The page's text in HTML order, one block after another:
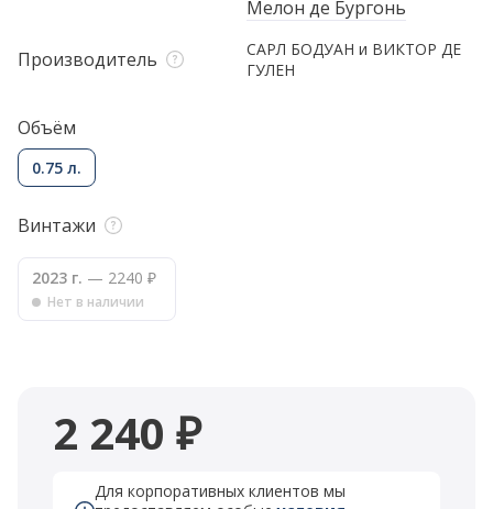
Мелон де Бургонь
Производитель
САРЛ БОДУАН и ВИКТОР ДЕ
ГУЛЕН
Объём
0.75 л.
Винтажи
2023 г. — 2240 ₽
Нет в наличии
2 240 ₽
Для корпоративных клиентов мы